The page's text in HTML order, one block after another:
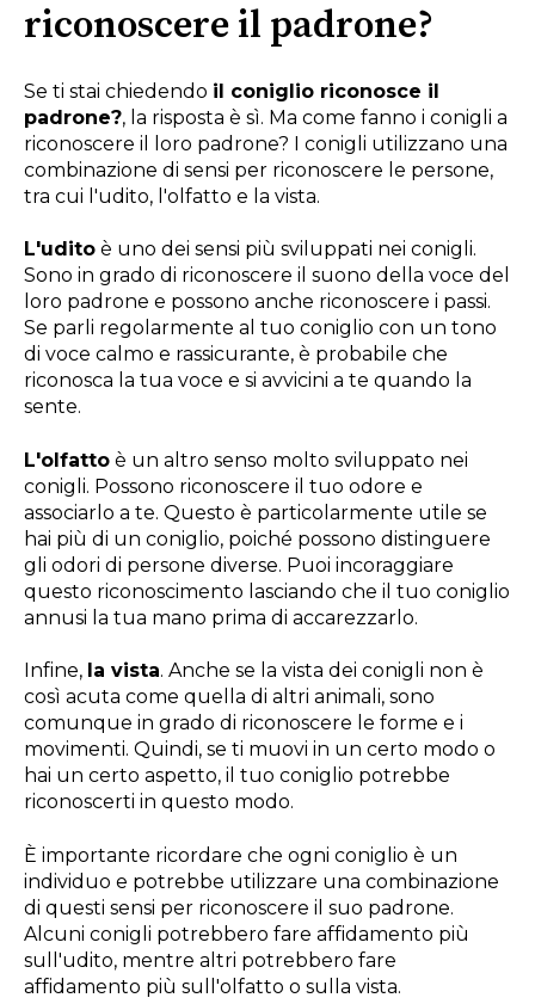
riconoscere il padrone?
Se ti stai chiedendo il coniglio riconosce il
padrone?, la risposta è sì. Ma come fanno i conigli a
riconoscere il loro padrone? I conigli utilizzano una
combinazione di sensi per riconoscere le persone,
tra cui l'udito, l'olfatto e la vista.
L'udito è uno dei sensi più sviluppati nei conigli.
Sono in grado di riconoscere il suono della voce del
loro padrone e possono anche riconoscere i passi.
Se parli regolarmente al tuo coniglio con un tono
di voce calmo e rassicurante, è probabile che
riconosca la tua voce e si avvicini a te quando la
sente.
L'olfatto è un altro senso molto sviluppato nei
conigli. Possono riconoscere il tuo odore e
associarlo a te. Questo è particolarmente utile se
hai più di un coniglio, poiché possono distinguere
gli odori di persone diverse. Puoi incoraggiare
questo riconoscimento lasciando che il tuo coniglio
annusi la tua mano prima di accarezzarlo.
Infine, la vista. Anche se la vista dei conigli non è
così acuta come quella di altri animali, sono
comunque in grado di riconoscere le forme e i
movimenti. Quindi, se ti muovi in un certo modo o
hai un certo aspetto, il tuo coniglio potrebbe
riconoscerti in questo modo.
È importante ricordare che ogni coniglio è un
individuo e potrebbe utilizzare una combinazione
di questi sensi per riconoscere il suo padrone.
Alcuni conigli potrebbero fare affidamento più
sull'udito, mentre altri potrebbero fare
affidamento più sull'olfatto o sulla vista.